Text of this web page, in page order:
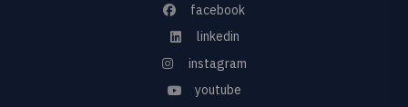
facebook
linkedin
instagram
youtube